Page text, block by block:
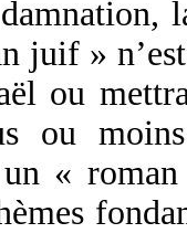
juif »
ou
ou
«